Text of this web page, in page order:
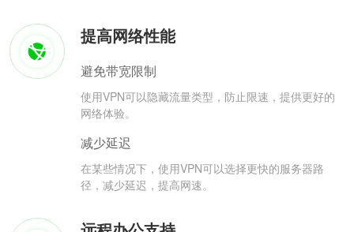
提高网络性能
避免带宽限制
使用VPN可以隐藏流量类型，防止限速，提供更好的
网络体验。
减少延迟
在某些情况下，使用VPN可以选择更快的服务器路
径，减少延迟，提高网速。